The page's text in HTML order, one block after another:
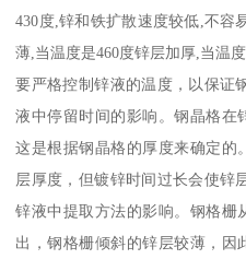
430度,锌和铁扩散速度较低,不容
薄,当温度是460度锌层加厚,当温
要严格控制锌液的温度，以保证
液中停留时间的影响。钢晶格在
这是根据钢晶格的厚度来确定的
层厚度，但镀锌时间过长会使锌
锌液中提取方法的影响。钢格栅
出，钢格栅倾斜的锌层较薄，因